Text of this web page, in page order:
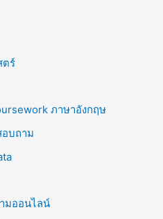
ตร์
ภาษาอังกฤษ
บถาม
มออนไลน์